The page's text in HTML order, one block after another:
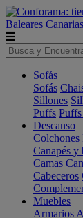
Baleares Canarias
Sofás
Sofás
Sillones
Puffs
Descanso
Colchones
Canapés y
Camas
Cabeceros
Muebles
Armarios